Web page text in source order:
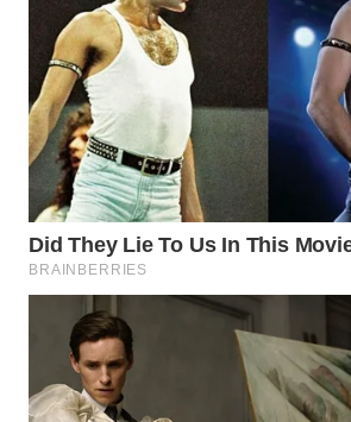
WN
SULSEL
WN
GORONTALO
WN
SULUT
WN
MALUKU
WN
MALUT